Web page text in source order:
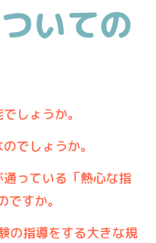
いての
しょうか。
でしょうか。
っている「熱心な指
すか。
の指導をする大きな規